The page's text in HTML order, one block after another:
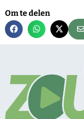
Om te delen